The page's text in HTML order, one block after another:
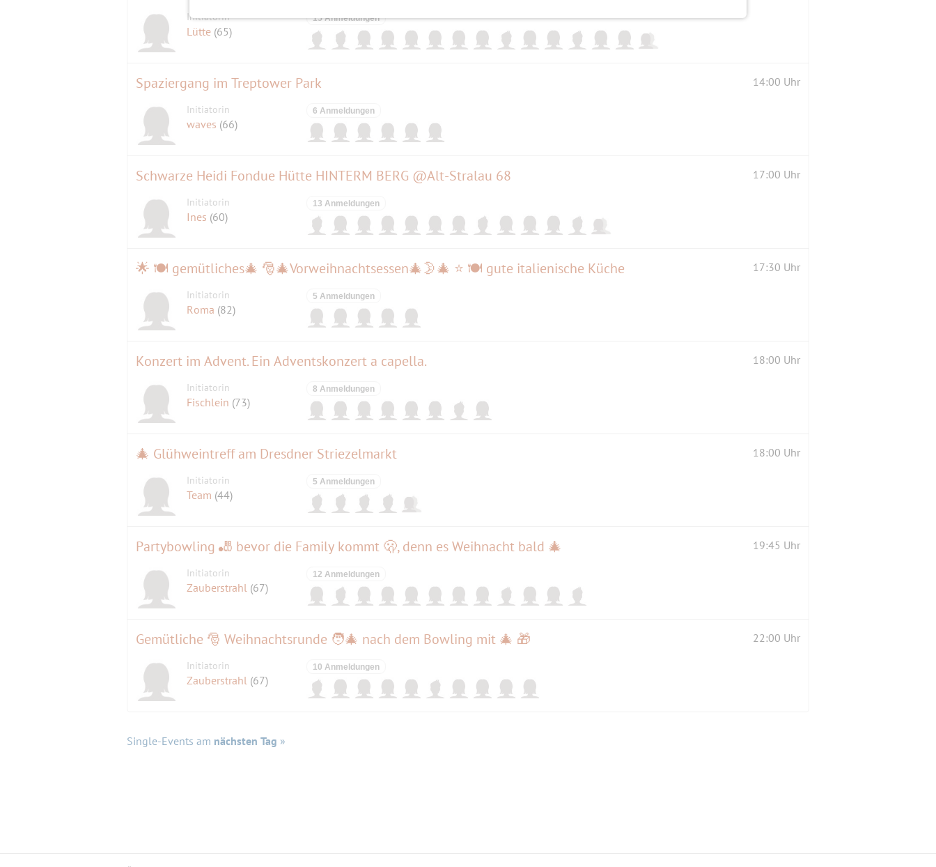
Initiatorin
Lütte (65)
15 Anmeldungen
Spaziergang im Treptower Park 14:00 Uhr
Initiatorin
waves (66)
6 Anmeldungen
Schwarze Heidi Fondue Hütte HINTERM BERG @Alt-Stralau 68 17:00 Uhr
Initiatorin
Ines (60)
13 Anmeldungen
🌟 🍽 gemütliches🎄 🎅🎄Vorweihnachtsessen🎄🌛🎄 ⭐ 🍽 gute italienische Küche 17:30 Uhr
Initiatorin
Roma (82)
5 Anmeldungen
Konzert im Advent. Ein Adventskonzert a capella. 18:00 Uhr
Initiatorin
Fischlein (73)
8 Anmeldungen
🎄 Glühweintreff am Dresdner Striezelmarkt 18:00 Uhr
Initiatorin
Team (44)
5 Anmeldungen
Partybowling 🎳 bevor die Family kommt 🫢, denn es Weihnacht bald 🎄 19:45 Uhr
Initiatorin
Zauberstrahl (67)
12 Anmeldungen
Gemütliche 🎅 Weihnachtsrunde 🧑‍🎄 nach dem Bowling mit 🎄 🎁 22:00 Uhr
Initiatorin
Zauberstrahl (67)
10 Anmeldungen
Single-Events am nächsten Tag »